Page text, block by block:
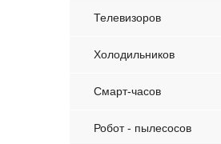
Телевизоров
Холодильников
Смарт-часов
Робот - пылесосов